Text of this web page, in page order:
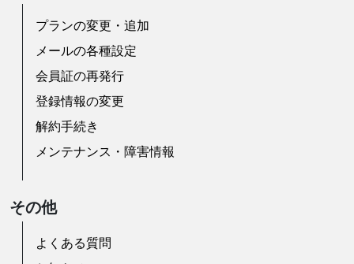
プランの変更・追加
メールの各種設定
会員証の再発行
登録情報の変更
解約手続き
メンテナンス・障害情報
その他
よくある質問